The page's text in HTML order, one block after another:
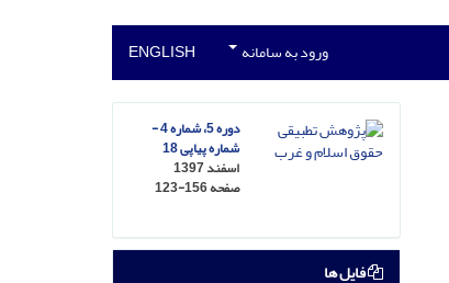
ورود به سامانه ENGLISH
دوره 5، شماره 4 -
شماره پیاپی 18
اسفند 1397
صفحه123-156
فایل ها